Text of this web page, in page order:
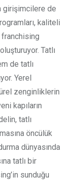
girişimcilere de
kaliteli
Tatlı
de tatlı
Yerel
zenginliklerin
kapıların
tatlı
öncülük
dünyasında
tatlı bir
sunduğu